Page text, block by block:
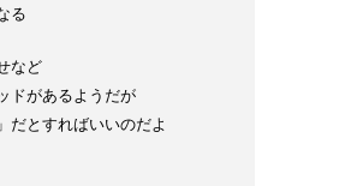
る
など
ドがあるようだが
だとすればいいのだよ